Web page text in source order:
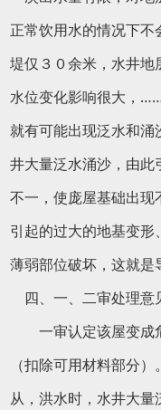
正常饮用水的情况下
堤仅３０余米，水井
水位变化影响很大，
就有可能出现泛水和涌
井大量泛水涌沙，由
不一，使庞屋基础出
引起的过大的地基变
薄弱部位破坏，这就是
四、一、二审处理意
一审认定该屋变成
（扣除可用材料部分
从，洪水时，水井大